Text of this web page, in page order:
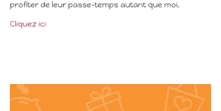
profiter de leur passe-temps autant que moi.
Cliquez ici